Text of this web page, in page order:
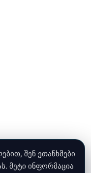
შენ ეთანხმები
მეტი ინფორმაცია